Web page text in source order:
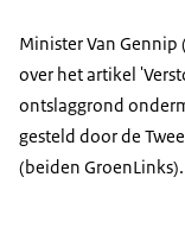
Minister Van Gennip
over het artikel
ontslaggrond
gesteld door de
(beiden GroenLinks).